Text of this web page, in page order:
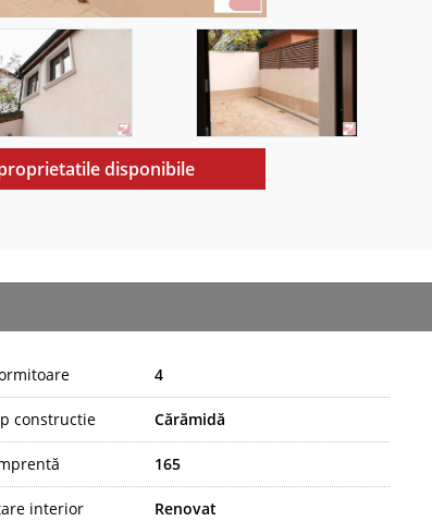
disponibile
4
constructie Cărămidă
165
interior Renovat